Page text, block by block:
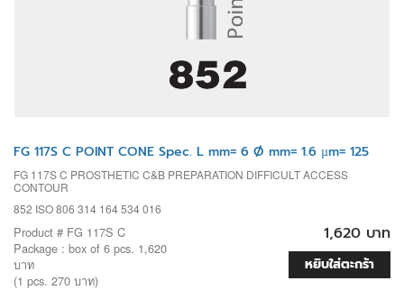
FG 117S C POINT CONE Spec. L mm= 6 Ø mm= 1.6 µm= 125
FG 117S C PROSTHETIC C&B PREPARATION DIFFICULT ACCESS
CONTOUR
852 ISO 806 314 164 534 016
Product # FG 117S C
Package : box of 6 pcs. 1,620
บาท
(1 pcs. 270 บาท)
1,620 บาท
หยิบใส่ตะกร้า